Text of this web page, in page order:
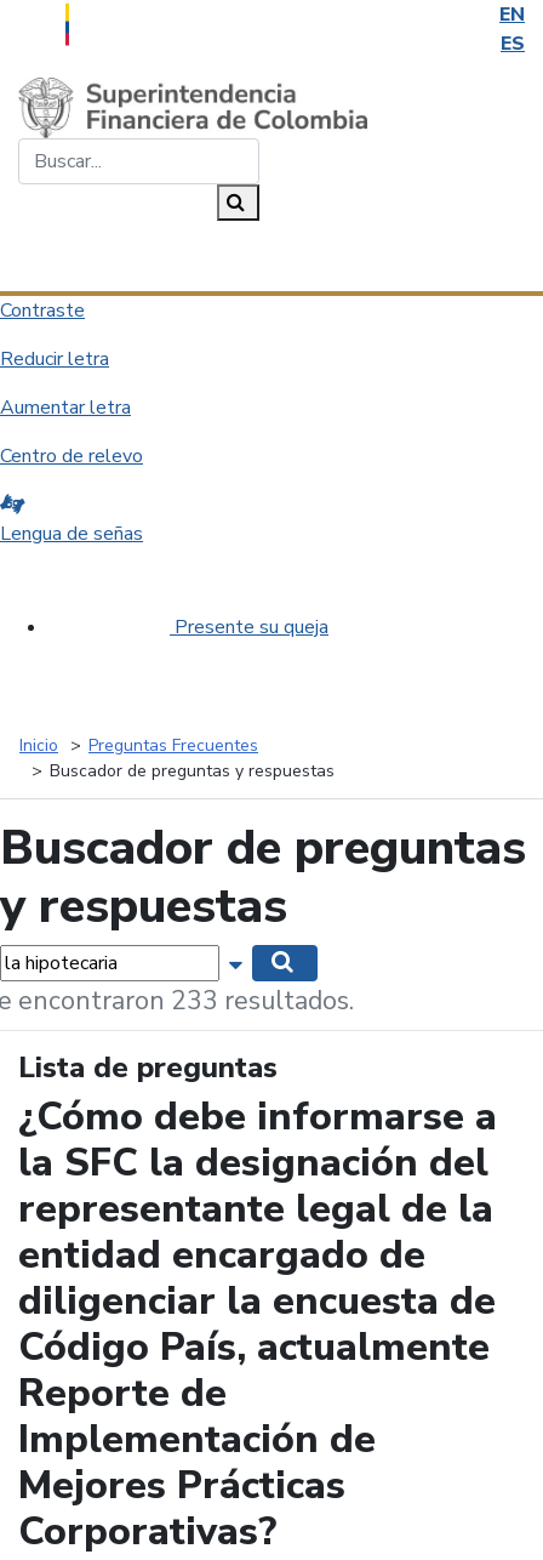
EN
ES
Saltar al contenido principal
Contraste
Reducir letra
Aumentar letra
Centro de relevo
Lengua de señas
Presente su queja
Inicio
Preguntas Frecuentes
Buscador de preguntas y respuestas
Buscador de preguntas
y respuestas
Mostrar opciones de búsqueda
encontraron 233 resultados.
Lista de preguntas
¿Cómo debe informarse a
la SFC la designación del
representante legal de la
entidad encargado de
diligenciar la encuesta de
Código País, actualmente
Reporte de
Implementación de
Mejores Prácticas
Corporativas?